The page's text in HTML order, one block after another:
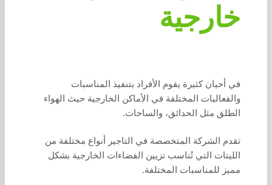
خارجية
في أحيان كثيرة يقوم الأفراد بتنفيذ المناسبات
والفعاليات المختلفة في الأماكن الخارجية حيث الهواء
الطلق مثل الحدائق، والساحات.
تقدم الشركة المتخصصة في التاجير أنواع مختلفة من
الليتات التي تُناسب تزيين الفضاءات الخارجية بشكل
مميز للمناسبات المختلفة.